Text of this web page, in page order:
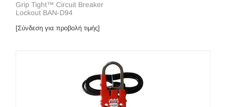
Grip Tight™ Circuit Breaker
Lockout BAN-D94
[Σύνδεση για προβολή τιμής]